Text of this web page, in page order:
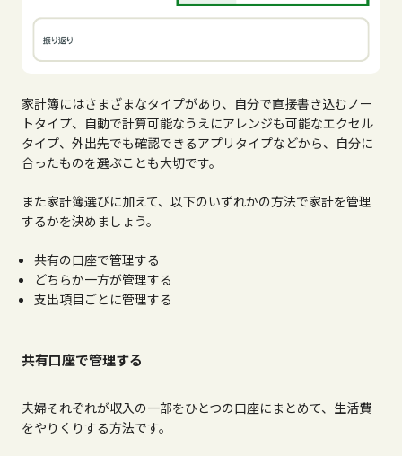
家計簿にはさまざまなタイプがあり、自分で直接書き込むノー
トタイプ、自動で計算可能なうえにアレンジも可能なエクセル
タイプ、外出先でも確認できるアプリタイプなどから、自分に
合ったものを選ぶことも大切です。
また家計簿選びに加えて、以下のいずれかの方法で家計を管理
するかを決めましょう。
共有の口座で管理する
どちらか一方が管理する
支出項目ごとに管理する
共有口座で管理する
夫婦それぞれが収入の一部をひとつの口座にまとめて、生活費
をやりくりする方法です。